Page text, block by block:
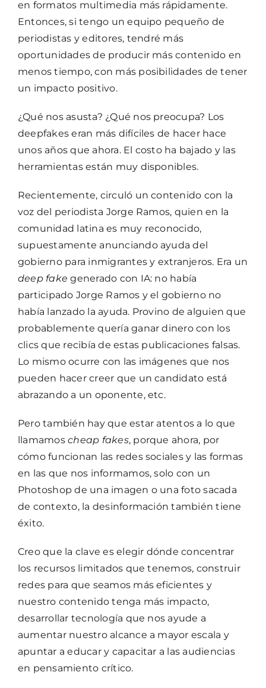
en formatos multimedia más rápidamente.
Entonces, si tengo un equipo pequeño de
periodistas y editores, tendré más
oportunidades de producir más contenido en
menos tiempo, con más posibilidades de tener
un impacto positivo.
¿Qué nos asusta? ¿Qué nos preocupa? Los
deepfakes eran más difíciles de hacer hace
unos años que ahora. El costo ha bajado y las
herramientas están muy disponibles.
Recientemente, circuló un contenido con la
voz del periodista Jorge Ramos, quien en la
comunidad latina es muy reconocido,
supuestamente anunciando ayuda del
gobierno para inmigrantes y extranjeros. Era un
deep fakegenerado con IA: no había
participado Jorge Ramos y el gobierno no
había lanzado la ayuda. Provino de alguien que
probablemente quería ganar dinero con los
clics que recibía de estas publicaciones falsas.
Lo mismo ocurre con las imágenes que nos
pueden hacer creer que un candidato está
abrazando a un oponente, etc.
Pero también hay que estar atentos a lo que
llamamoscheap fakes, porque ahora, por
cómo funcionan las redes sociales y las formas
en las que nos informamos, solo con un
Photoshop de una imagen o una foto sacada
de contexto, la desinformación también tiene
éxito.
Creo que la clave es elegir dónde concentrar
los recursos limitados que tenemos, construir
redes para que seamos más eficientes y
nuestro contenido tenga más impacto,
desarrollar tecnología que nos ayude a
aumentar nuestro alcance a mayor escala y
apuntar a educar y capacitar a las audiencias
en pensamiento crítico.